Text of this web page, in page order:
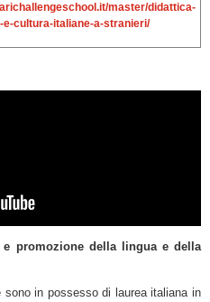
master/didattica-
e-cultura-italiane-a-stranieri/
promozione della lingua e della
sono in possesso di laurea italiana in